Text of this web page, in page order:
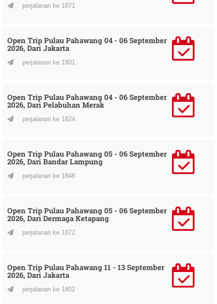
perjalanan ke 1871
Open Trip Pulau Pahawang 04 - 06 September
2026, Dari Jakarta
perjalanan ke 1801
Open Trip Pulau Pahawang 04 - 06 September
2026, Dari Pelabuhan Merak
perjalanan ke 1824
Open Trip Pulau Pahawang 05 - 06 September
2026, Dari Bandar Lampung
perjalanan ke 1848
Open Trip Pulau Pahawang 05 - 06 September
2026, Dari Dermaga Ketapang
perjalanan ke 1872
Open Trip Pulau Pahawang 11 - 13 September
2026, Dari Jakarta
perjalanan ke 1802